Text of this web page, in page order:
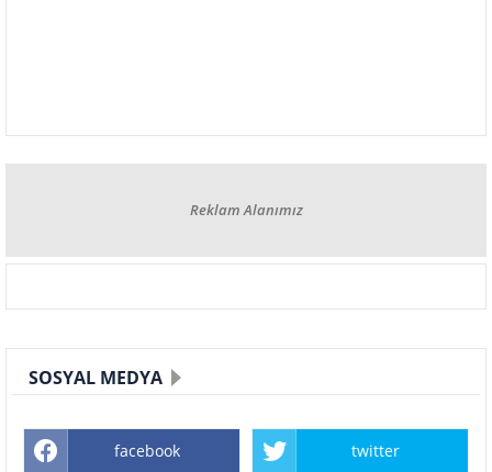
Reklam Alanımız
SOSYAL MEDYA
facebook twitter